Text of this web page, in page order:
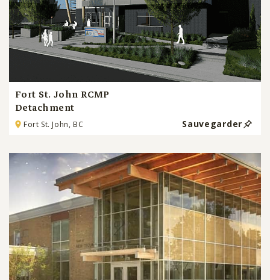
Fort St. John RCMP
Detachment
Fort St. John, BC Sauvegarder